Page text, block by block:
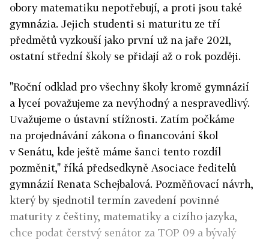
obory matematiku nepotřebují, a proti jsou také
gymnázia. Jejich studenti si maturitu ze tří
předmětů vyzkouší jako první už na jaře 2021,
ostatní střední školy se přidají až o rok později.
"Roční odklad pro všechny školy kromě gymnázií
a lyceí považujeme za nevýhodný a nespravedlivý.
Uvažujeme o ústavní stížnosti. Zatím počkáme
na projednávání zákona o financování škol
v Senátu, kde ještě máme šanci tento rozdíl
pozměnit," říká předsedkyně Asociace ředitelů
gymnázií Renata Schejbalová. Pozměňovací návrh,
který by sjednotil termín zavedení povinné
maturity z češtiny, matematiky a cizího jazyka,
chce podat čerstvý senátor za TOP 09 a bývalý